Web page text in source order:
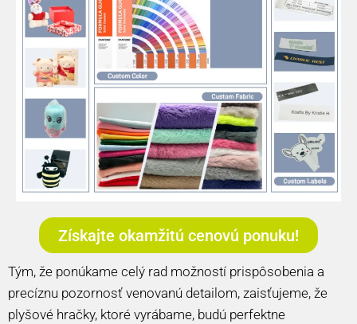
Získajte okamžitú cenovú ponuku!
Tým, že ponúkame celý rad možností prispôsobenia a
precíznu pozornosť venovanú detailom, zaisťujeme, že
plyšové hračky, ktoré vyrábame, budú perfektne